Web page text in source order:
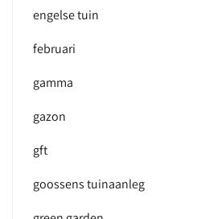
engelse tuin
februari
gamma
gazon
gft
goossens tuinaanleg